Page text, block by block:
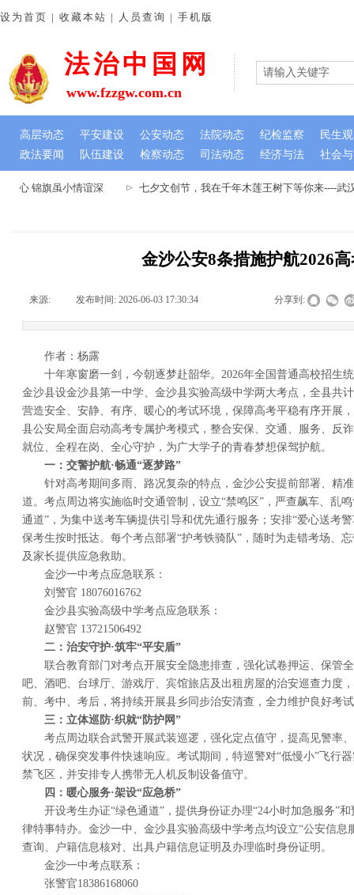
心 锦旗虽小情谊深 七夕文创节，我在千年木莲王树下等你来----武
法治中国网
政法要闻 队伍建设 检察动态 司法动态 经济与法 社会
设为首页 | 收藏本站 | 人员查询 | 手机版
www.fzzgw.com.cn
高层动态 平安建设 公安动态 法院动态 纪检监察 民生
金沙公安8条措施护航2026
来源: 发布时间: 2026-06-03 17:30:34 分享到:
作者：杨露
十年寒窗磨一剑，今朝逐梦赴韶华。2026年全国普通高校招生统
金沙县设金沙县第一中学、金沙县实验高级中学两大考点，全县共
营造安全、安静、有序、暖心的考试环境，保障高考平稳有序开展
县公安局全面启动高考专属护考模式，整合安保、交通、服务、反
就位、全程在岗、全心守护，为广大学子的青春梦想保驾护航。
一： 交警护航·畅通“逐梦路”
针对高考期间多雨、路况复杂的特点，金沙公安提前部署、精
道。考点周边将实施临时交通管制，设立“禁鸣区”，严查飙车、乱
通道”，为集中送考车辆提供引导和优先通行服务；安排“爱心送考
保考生按时抵达。每个考点部署“护考铁骑队”，随时为走错考场、
及家长提供应急救助。
金沙一中考点应急联系：
刘警官 18076016762
金沙县实验高级中学考点应急联系：
赵警官 13721506492
二： 治安守护·筑牢“平安盾”
联合教育部门对考点开展安全隐患排查，强化试卷押运、保管
吧、酒吧、台球厅、游戏厅、宾馆旅店及出租房屋的治安巡查力度
前、考中、考后，将持续开展县乡同步治安清查，全力维护良好考
三： 立体巡防·织就“防护网”
考点周边联合武警开展武装巡逻，强化定点值守，提高见警率
状况，确保突发事件快速响应。考试期间，特巡警对“低慢小”飞行
禁飞区，并安排专人携带无人机反制设备值守。
四： 暖心服务·架设“应急桥”
开设考生办证“绿色通道”，提供身份证办理“24小时加急服务”和
律特事特办。金沙一中、金沙县实验高级中学考点均设立“公安信息
查询、户籍信息核对、出具户籍信息证明及办理临时身份证明。
金沙一中考点联系：
张警官18386168060